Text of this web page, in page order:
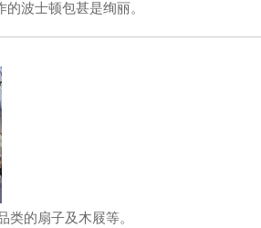
波士顿包甚是绚丽。
的扇子及木屐等。